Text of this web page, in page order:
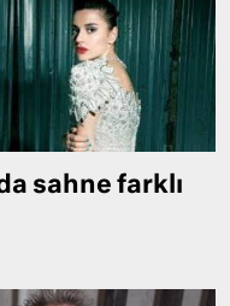
sahne farklı